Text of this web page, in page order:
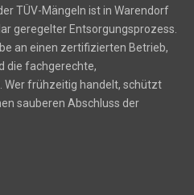
TÜV-Mängeln ist in Warendorf
geregelter Entsorgungsprozess.
an einen zertifizierten Betrieb,
die fachgerechte,
frühzeitig handelt, schützt
sauberen Abschluss der